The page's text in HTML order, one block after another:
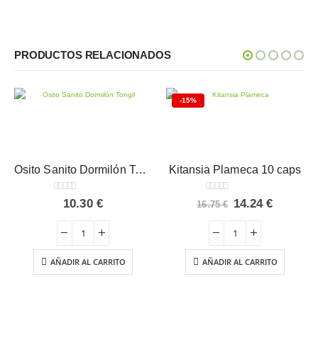
PRODUCTOS RELACIONADOS
Osito Sanito Dormilón Tongil 150 ml
out of 5
10.30 €
AÑADIR AL CARRITO
-15%
Kitansia Plameca 10 caps
0 out of 5
16.75€ El
original
era:
16.75 €.
14.24€El
14.24 €.
AÑADIR AL CARRITO